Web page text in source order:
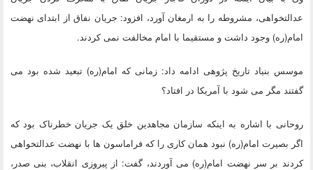
عدالتخواهی، مشروطه را به ارمغان آورد، افزود: جریان نفاق از ابتدای نهضت
امام(ره) وجود داشت و مستقیما با امام مخالفت نمی کردند.
موسس بنیاد تاریخ پژوهی ادامه داد: زمانی که امام(ره) تبعید شده بود می
گفتند مگر می شود با آمریکا در افتاد؟
روحانی با اشاره به اینکه سازمان مجاهدین خلق یک جریان خطرناک بود که
اگر بصیرت امام(ره) نبود همان کاری را که فراماسون ها با نهضت عدالتخواهی
کردند بر سر نهضت امام(ره) می آوردند، گفت: از پیروزی انقلاب، بنی صدر،